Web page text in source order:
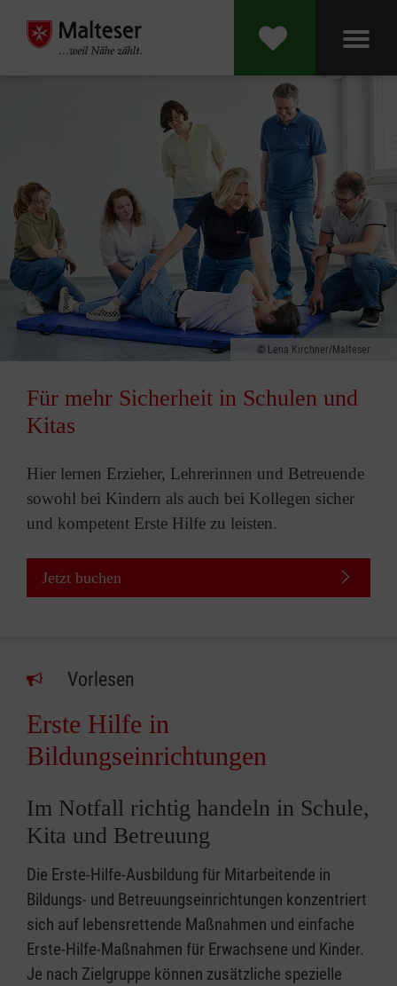
Lena Kirchner/Malteser
Für mehr Sicherheit in Schulen und
Kitas
Hier lernen Erzieher, Lehrerinnen und Betreuende
sowohl bei Kindern als auch bei Kollegen sicher
und kompetent Erste Hilfe zu leisten.
Jetzt buchen
Vorlesen
Erste Hilfe in
Bildungseinrichtungen
Im Notfall richtig handeln in Schule,
Kita und Betreuung
Die Erste-Hilfe-Ausbildung für Mitarbeitende in
Bildungs- und Betreuungseinrichtungen konzentriert
sich auf lebensrettende Maßnahmen und einfache
Erste-Hilfe-Maßnahmen für Erwachsene und Kinder.
Je nach Zielgruppe können zusätzliche spezielle